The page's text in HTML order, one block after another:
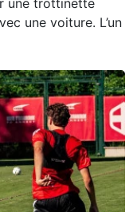
une voiture. L’un